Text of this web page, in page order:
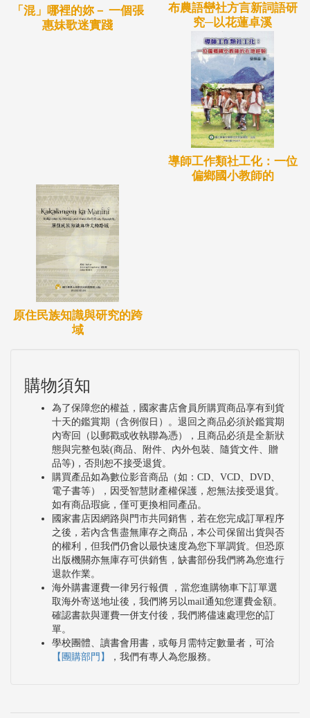
(elicitation tasks）。首先，HALA 實驗（含身體部位
命名、自然景觀命名以及語詞建構實驗）測試68 位
來自加灣(Qowgan)部落的受試者，並將其分為10-15
歲、16-25 歲、26-40 歲以及41-65 歲四個群組。實驗
結果顯示：所有受試者對太魯閣語（非主流語言) 的
反應時間比臺灣華語（主流語言）長，準確度也較
低，此意謂太魯閣語世代間的衰退。再者，引導語句
實驗（語音複誦、圖片命名、表演任務以及看圖說故
事等四項實驗）乃為了評估不同年齡層受試者對語音
和構詞如複數、斜格標記和詞綴等的知識。與26-65
歲的年長受試者相比，本研究發現
10-25 歲的年輕受試者的音韻與構詞句法呈現整體變
化或能力不足的現象。另外，與被廣泛認為太魯閣語
非常流利的86 歲受試者相比，10 到65 歲的所有受試
者的構詞句法也呈現能力不足的現象。基於微觀層面
語言規劃的概念，
「混」哪裡的妳－ 一個張
惠妹歌迷實踐
布農語巒社方言新詞語研
究─以花蓮卓溪
導師工作類社工化：一位
偏鄉國小教師的
原住民族知識與研究的跨
域
購物須知
為了保障您的權益，國家書店會員所購買商品享有到貨
十天的鑑賞期（含例假日）。退回之商品必須於鑑賞期
內寄回（以郵戳或收執聯為憑），且商品必須是全新狀
態與完整包裝(商品、附件、內外包裝、隨貨文件、贈
品等)，否則恕不接受退貨。
購買產品如為數位影音商品（如：CD、VCD、DVD、
電子書等），因受智慧財產權保護，恕無法接受退貨。
如有商品瑕疵，僅可更換相同產品。
國家書店因網路與門市共同銷售，若在您完成訂單程序
之後，若內含售盡無庫存之商品，本公司保留出貨與否
的權利，但我們仍會以最快速度為您下單調貨。但恐原
出版機關亦無庫存可供銷售，缺書部份我們將為您進行
退款作業。
海外購書運費一律另行報價 ，當您進購物車下訂單選
取海外寄送地址後，我們將另以mail通知您運費金額。
確認書款與運費一併支付後，我們將儘速處理您的訂
單。
學校團體、讀書會用書，或每月需特定數量者，可洽
【團購部門】
，我們有專人為您服務。